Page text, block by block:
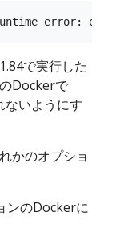
で実行した
Dockerで
いようにす
かのオプショ
ンのDockerに